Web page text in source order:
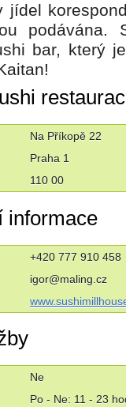
jídel
podávána.
bar, který
Na Příkopě 22
Praha 1
110 00
informace
+420 777 910 458
igor@maling.cz
Ne
Po - Ne: 11 - 23